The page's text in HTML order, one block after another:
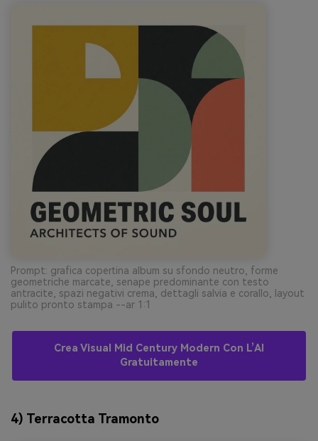
Prompt: grafica copertina album su sfondo neutro, forme
geometriche marcate, senape predominante con testo
antracite, spazi negativi crema, dettagli salvia e corallo, layout
pulito pronto stampa --ar 1:1
Crea Visual Mid Century Modern Con L’AI
Gratuitamente
4) Terracotta Tramonto